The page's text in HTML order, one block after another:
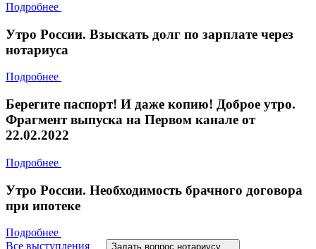
Подробнее
Утро России. Взыскать долг по зарплате через
нотариуса
Подробнее
Берегите паспорт! И даже копию! Доброе утро.
Фрагмент выпуска на Первом канале от
22.02.2022
Подробнее
Утро России. Необходимость брачного договора
при ипотеке
Подробнее
Все выступления
Задать вопрос нотариусу